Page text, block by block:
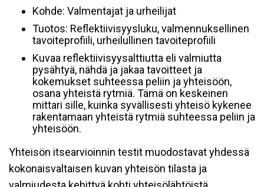
Kohde: Valmentajat ja urheilijat
Tuotos: Reflektiivisyysluku, valmennuksellinen
tavoiteprofiili, urheilullinen tavoiteprofiili
Kuvaa reflektiivisyysalttiutta eli valmiutta
pysähtyä, nähdä ja jakaa tavoitteet ja
kokemukset suhteessa peliin ja yhteisöön,
osana yhteistä rytmiä. Tämä on keskeinen
mittari sille, kuinka syvällisesti yhteisö kykenee
rakentamaan yhteistä rytmiä suhteessa peliin ja
yhteisöön.
Yhteisön itsearvioinnin testit muodostavat yhdessä
kokonaisvaltaisen kuvan yhteisön tilasta ja